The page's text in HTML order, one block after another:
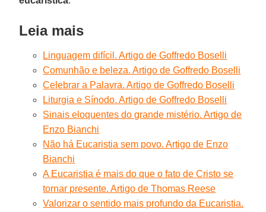
Leia mais
Linguagem difícil. Artigo de Goffredo Boselli
Comunhão e beleza. Artigo de Goffredo Boselli
Celebrar a Palavra. Artigo de Goffredo Boselli
Liturgia e Sínodo. Artigo de Goffredo Boselli
Sinais eloquentes do grande mistério. Artigo de
Enzo Bianchi
Não há Eucaristia sem povo. Artigo de Enzo
Bianchi
A Eucaristia é mais do que o fato de Cristo se
tornar presente. Artigo de Thomas Reese
Valorizar o sentido mais profundo da Eucaristia.